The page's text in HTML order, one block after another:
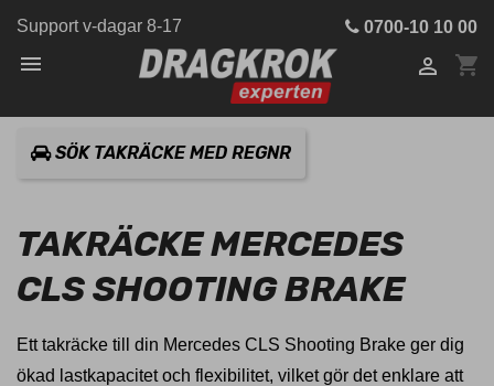
Support v-dagar 8-17 0700-10 10 00
 shopping_cart

SÖK TAKRÄCKE MED REGNR
TAKRÄCKE MERCEDES
CLS SHOOTING BRAKE
Ett takräcke till din Mercedes CLS Shooting Brake ger dig
ökad lastkapacitet och flexibilitet, vilket gör det enklare att